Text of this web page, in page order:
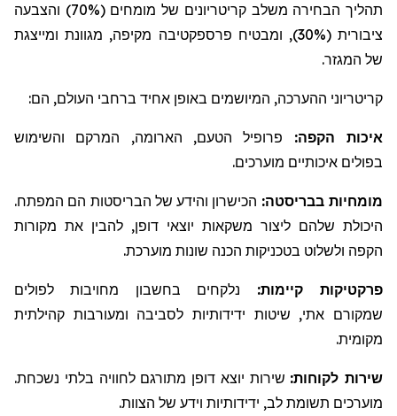
תהליך הבחירה משלב קריטריונים של מומחים (70%) והצבעה
ציבורית (30%), ומבטיח פרספקטיבה מקיפה, מגוונת ומייצגת
של המגזר.
קריטריוני ההערכה, המיושמים באופן אחיד ברחבי העולם, הם:
איכות הקפה: פרופיל הטעם, הארומה, המרקם והשימוש
בפולים איכותיים מוערכים.
מומחיותבבריסטה: הכישרון והידע של הבריסטות הם המפתח.
היכולת שלהם ליצור משקאות יוצאי דופן, להבין את מקורות
הקפה ולשלוט בטכניקות הכנה שונות מוערכת.
פרקטיקותקיימות: נלקחים בחשבון מחויבות לפולים
שמקורם אתי, שיטות ידידותיות לסביבה ומעורבות קהילתית
מקומית.
שירות לקוחות: שירות יוצא דופן מתורגם לחוויה בלתי נשכחת.
מוערכים תשומת לב, ידידותיות וידע של הצוות.